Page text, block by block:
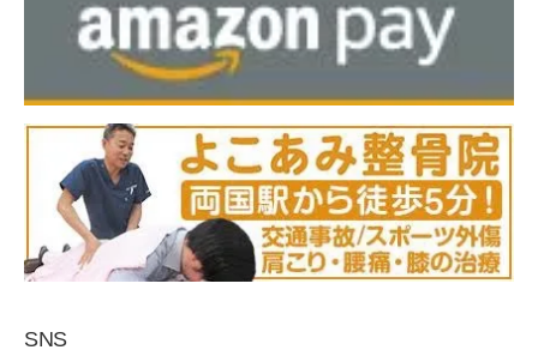
SNS